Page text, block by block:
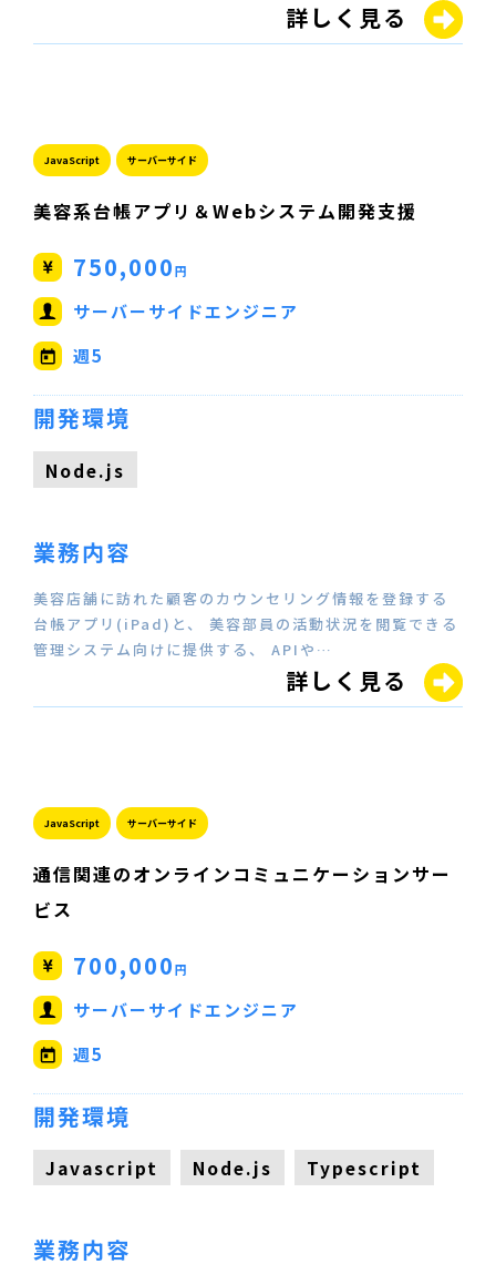
詳しく見る
JavaScript サーバーサイド
美容系台帳アプリ＆Webシステム開発支援
750,000円
サーバーサイドエンジニア
週5
開発環境
Node.js
業務内容
美容店舗に訪れた顧客のカウンセリング情報を登録する
台帳アプリ(iPad)と、 美容部員の活動状況を閲覧できる
管理システム向けに提供する、 APIや…
詳しく見る
JavaScript サーバーサイド
通信関連のオンラインコミュニケーションサー
ビス
700,000円
サーバーサイドエンジニア
週5
開発環境
Javascript Node.js Typescript
業務内容